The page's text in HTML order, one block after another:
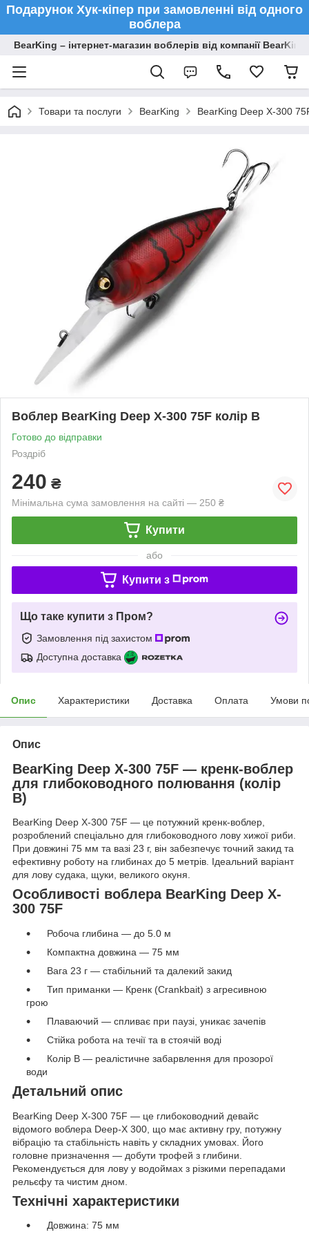
Подарунок Хук-кіпер при замовленні від одного
воблера
BearKing – інтернет-магазин воблерів від компанії BearKing
Товари та послуги BearKing BearKing Deep X-300
Воблер BearKing Deep X-300 75F колір B
Готово до відправки
Роздріб
240 ₴
Мінімальна сума замовлення на сайті — 250 ₴
Купити
або
Купити з
Що таке купити з Пром?
Замовлення під захистом
Доступна доставка
Опис Характеристики Доставка Оплата Умови
Опис
BearKing Deep X-300 75F — кренк-воблер
для глибоководного полювання (колір
B)
BearKing Deep X-300 75F — це потужний кренк-воблер,
розроблений спеціально для глибоководного лову хижої риби.
При довжині 75 мм та вазі 23 г, він забезпечує точний закид та
ефективну роботу на глибинах до 5 метрів. Ідеальний варіант
для лову судака, щуки, великого окуня.
Особливості воблера BearKing Deep X-
300 75F
Робоча глибина — до 5.0 м
Компактна довжина — 75 мм
Вага 23 г — стабільний та далекий закид
Тип приманки — Кренк (Crankbait) з агресивною
грою
Плаваючий — спливає при паузі, уникає зачепів
Стійка робота на течії та в стоячій воді
Колір B — реалістичне забарвлення для прозорої
води
Детальний опис
BearKing Deep X-300 75F — це глибоководний девайс
відомого воблера Deep-X 300, що має активну гру, потужну
вібрацію та стабільність навіть у складних умовах. Його
головне призначення — добути трофей з глибини.
Рекомендується для лову у водоймах з різкими перепадами
рельєфу та чистим дном.
Технічні характеристики
Довжина: 75 мм